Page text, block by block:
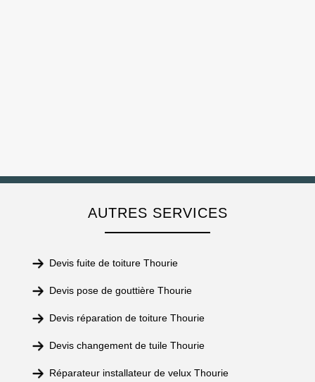
AUTRES SERVICES
Devis fuite de toiture Thourie
Devis pose de gouttière Thourie
Devis réparation de toiture Thourie
Devis changement de tuile Thourie
Réparateur installateur de velux Thourie